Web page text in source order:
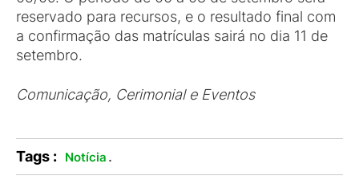
reservado para recursos, e o resultado final com
a confirmação das matrículas sairá no dia 11 de
setembro.
Comunicação, Cerimonial e Eventos
Tags : Notícia .